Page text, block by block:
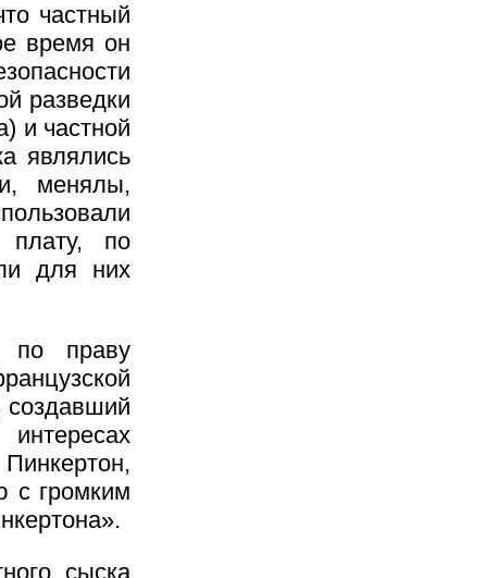
частный
время он
разведки
и частной
являлись
менялы,
плату, по
для них
по праву
с громким
сыска